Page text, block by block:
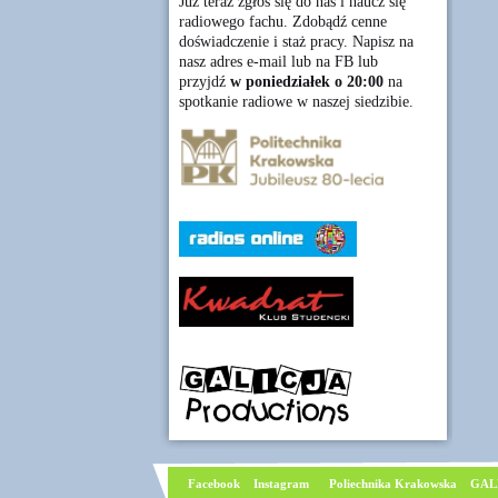
radiowego fachu. Zdobądź cenne
doświadczenie i staż pracy. Napisz na
nasz adres e-mail lub na FB lub
przyjdź w poniedziałek o 20:00na
spotkanie radiowe w naszej siedzibie.
Facebook Instagram Poliechnika Krakowska